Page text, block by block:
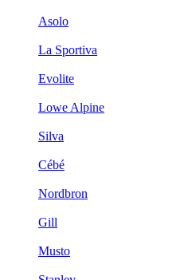
Asolo
La Sportiva
Evolite
Lowe Alpine
Silva
Cébé
Nordbron
Gill
Musto